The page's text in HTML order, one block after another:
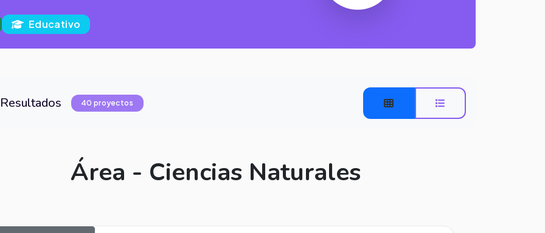
Educativo
Resultados 40 proyectos
Área - Ciencias Naturales